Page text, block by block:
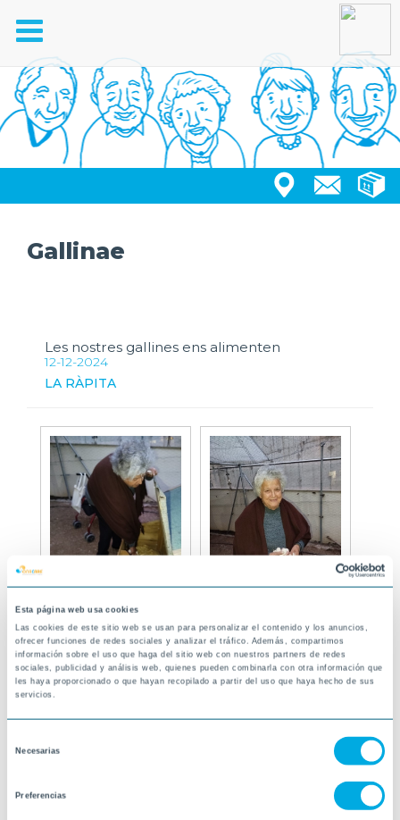
Esta página web usa cookies
Las cookies de este sitio web se usan para personalizar el contenido y los anuncios,
ofrecer funciones de redes sociales y analizar el tráfico. Además, compartimos
información sobre el uso que haga del sitio web con nuestros partners de redes
sociales, publicidad y análisis web, quienes pueden combinarla con otra información que
les haya proporcionado o que hayan recopilado a partir del uso que haya hecho de sus
servicios.
Necesarias
Preferencias
Toggle
navigation
Gallinae
Les nostres gallines ens alimenten
12-12-2024
LA RÀPITA